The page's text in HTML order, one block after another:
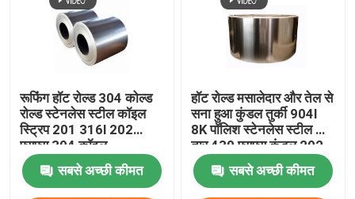
रूफिंग हॉट रोल्ड 304 कोल्ड
रोल्ड स्टेनलेस स्टील कॉइल
स्ट्रिप 201 316l 202
एसएस 304 कॉइल
सबसे अच्छी कीमत
हॉट रोल्ड मसालेदार और तेल से
सना हुआ कुंडल तुर्की 904l
8K पॉलिश स्टेनलेस स्टील का
तार 430 एसएस कुंडल 202
सबसे अच्छी कीमत